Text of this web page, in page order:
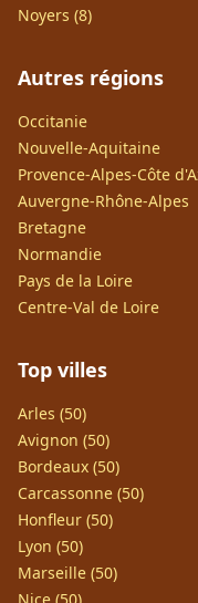
Noyers (8)
Autres régions
Occitanie
Nouvelle-Aquitaine
Provence-Alpes-Côte
Auvergne-Rhône-Alpes
Bretagne
Normandie
Pays de la Loire
Centre-Val de Loire
Top villes
Arles (50)
Avignon (50)
Bordeaux (50)
Carcassonne (50)
Honfleur (50)
Lyon (50)
Marseille (50)